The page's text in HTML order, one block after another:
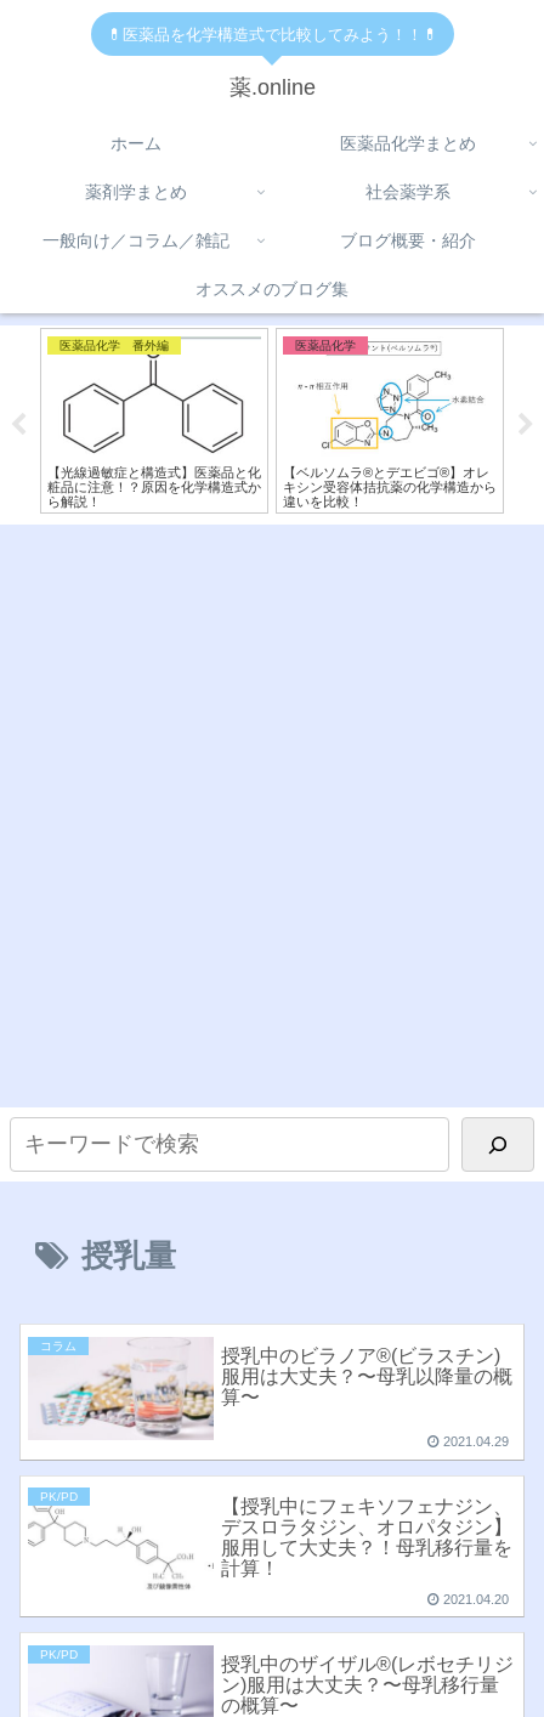
💊医薬品を化学構造式で比較してみよう！！💊
薬.online
ホーム 医薬品化学まとめ
薬剤学まとめ 社会薬学系
一般向け／コラム／雑記 ブログ概要・紹介
オススメのブログ集
医薬品化学 番外編
【光線過敏症と構造式】医薬品と化
粧品に注意！？原因を化学構造式か
ら解説！
医薬品化学
【ベルソムラ®︎とデエビゴ®︎】オレ
キシン受容体拮抗薬の化学構造から
違いを比較！
授乳量
コラム
授乳中のビラノア®︎(ビラスチン)
服用は大丈夫？〜母乳以降量の概
算〜
2021.04.29
PK/PD
【授乳中にフェキソフェナジン、
デスロラタジン、オロパタジン】
服用して大丈夫？！母乳移行量を
計算！
2021.04.20
PK/PD
授乳中のザイザル®︎(レボセチリジ
ン)服用は大丈夫？〜母乳移行量
の概算〜